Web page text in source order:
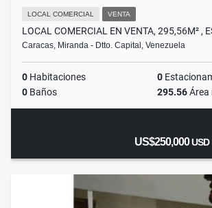
LOCAL COMERCIAL VENTA
LOCAL COMERCIAL EN VENTA, 295,56M² ,
Caracas, Miranda - Dtto. Capital, Venezuela
0 Habitaciones 0
0 Baños 295.56Área
US$250,000USD